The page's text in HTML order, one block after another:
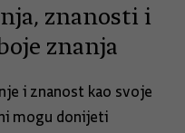
znanosti i
znanja
i znanost kao svoje
mogu donijeti